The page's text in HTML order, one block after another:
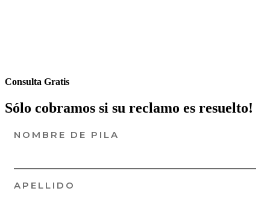
Consulta Gratis
Sólo cobramos si su reclamo es resuelto!